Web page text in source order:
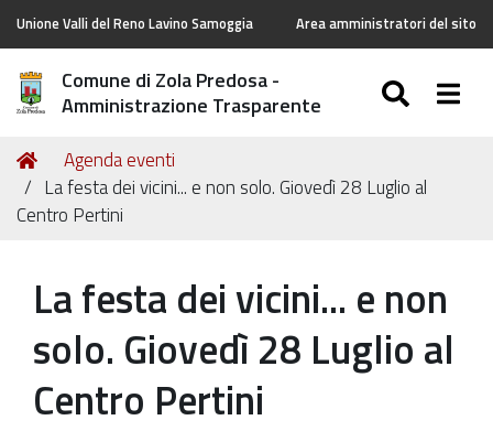
Unione Valli del Reno Lavino Samoggia Area amministratori del sito
Comune di Zola Predosa -
Amministrazione Trasparente
Tu
sei
qui:
Home
Agenda eventi
La festa dei vicini... e non solo. Giovedì 28 Luglio al
Centro Pertini
La festa dei vicini... e non
solo. Giovedì 28 Luglio al
Centro Pertini